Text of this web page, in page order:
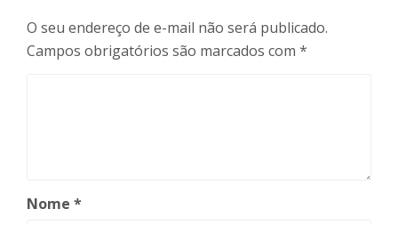
O seu endereço de e-mail não será publicado.
Campos obrigatórios são marcados com *
Nome *